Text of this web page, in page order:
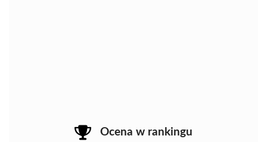
Ocena w rankingu